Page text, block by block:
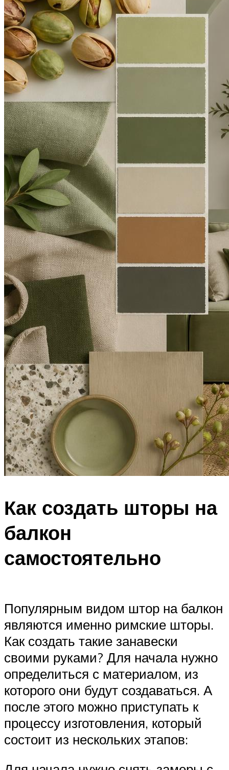
Как создать шторы на
балкон
самостоятельно
Популярным видом штор на балкон
являются именно римские шторы.
Как создать такие занавески
своими руками? Для начала нужно
определиться с материалом, из
которого они будут создаваться. А
после этого можно приступать к
процессу изготовления, который
состоит из нескольких этапов: